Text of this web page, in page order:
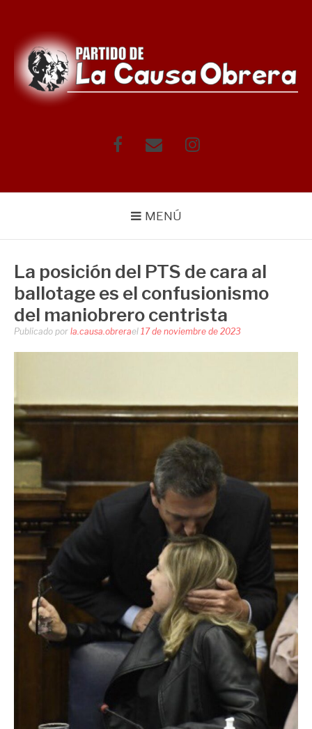
contenido
FacebookCorreo Instagram
MENÚ
La posición del PTS de cara al
ballotage es el confusionismo
del maniobrero centrista
Publicado por la.causa.obrerael 17 de noviembre de 2023